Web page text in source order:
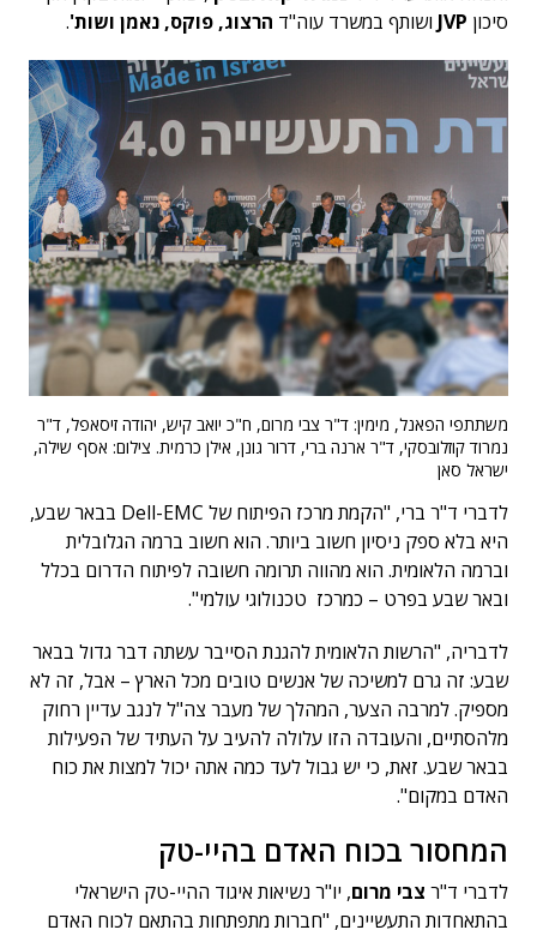
סיכון JVP ושותף במשרד עוה"ד הרצוג, פוקס, נאמן ושות'.
משתתפי הפאנל, מימין: ד"ר צבי מרום, ח"כ יואב קיש, יהודה זיסאפל, ד"ר
נמרוד קוזלובסקי, ד"ר ארנה ברי, דרור גונן, אילן כרמית. צילום: אסף שילה,
ישראל סאן
לדברי ד"ר ברי, "הקמת מרכז הפיתוח של Dell-EMC בבאר שבע,
היא בלא ספק ניסיון חשוב ביותר. הוא חשוב ברמה הגלובלית
וברמה הלאומית. הוא מהווה תרומה חשובה לפיתוח הדרום בכלל
ובאר שבע בפרט – כמרכז טכנולוגי עולמי".
לדבריה, "הרשות הלאומית להגנת הסייבר עשתה דבר גדול בבאר
שבע: זה גרם למשיכה של אנשים טובים מכל הארץ – אבל, זה לא
מספיק. למרבה הצער, המהלך של מעבר צה"ל לנגב עדיין רחוק
מלהסתיים, והעובדה הזו עלולה להעיב על העתיד של הפעילות
בבאר שבע. זאת, כי יש גבול לעד כמה אתה יכול למצות את כוח
האדם במקום".
המחסור בכוח האדם בהיי-טק
לדברי ד"ר צבי מרום, יו"ר נשיאות איגוד ההיי-טק הישראלי
בהתאחדות התעשיינים, "חברות מתפתחות בהתאם לכוח האדם